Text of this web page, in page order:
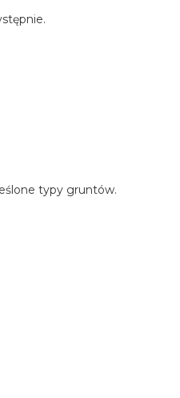
typy gruntów.